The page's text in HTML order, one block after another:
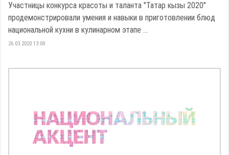
Участницы конкурса красоты и таланта "Татар кызы 2020"
продемонстрировали умения и навыки в приготовлении блюд
национальной кухни в кулинарном этапе ...
26.03.2020 13:00